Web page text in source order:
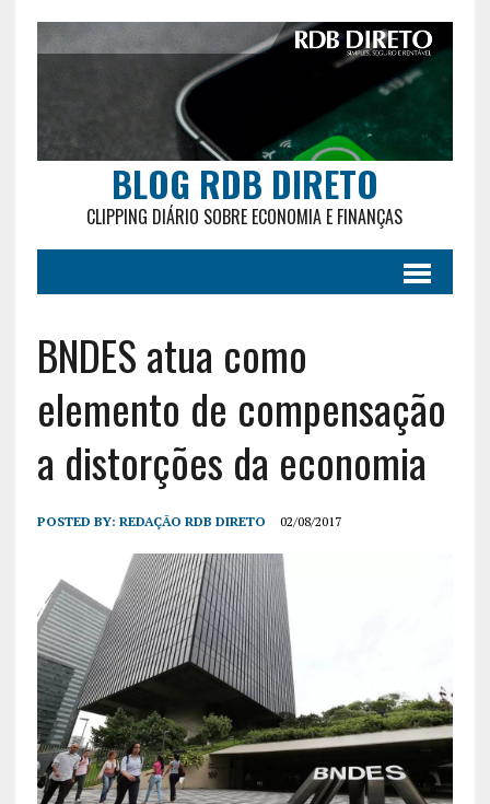
BLOG RDB DIRETO
CLIPPING DIÁRIO SOBRE ECONOMIA E FINANÇAS
BNDES atua como
elemento de compensação
a distorções da economia
POSTED BY: REDAÇÃO RDB DIRETO 02/08/2017